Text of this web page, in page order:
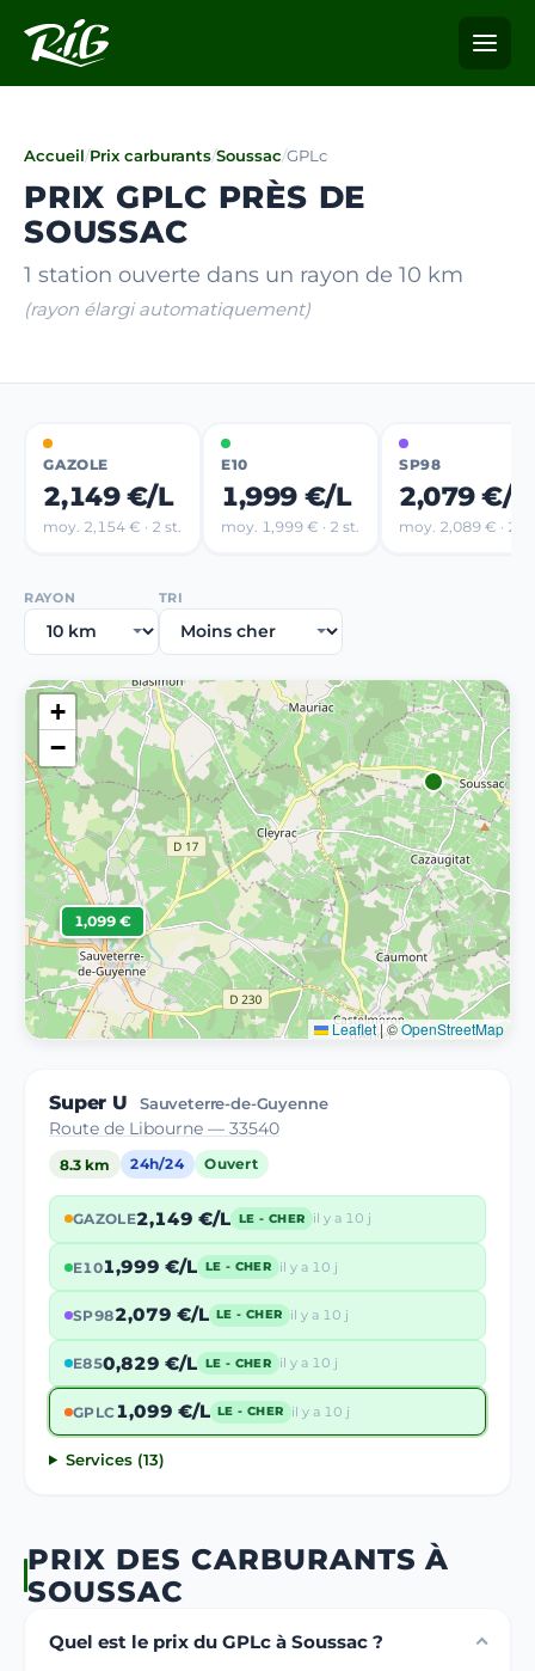
Accueil/Prix carburants/Soussac/GPLc
PRIX GPLC PRÈS DE
SOUSSAC
1 station ouverte dans un rayon de 10 km
(rayon élargi automatiquement)
GAZOLE
2,149 €/L
moy. 2,154 € · 2 st.
E10
1,999 €/L
moy. 1,999 € · 2 st.
SP98
2,079 €/L
moy. 2,089 € · 2
RAYON TRI
1,099 €
+
−
Leaflet|©OpenStreetMap
Super U Sauveterre-de-Guyenne
Route de Libourne — 33540
8.3 km 24h/24 Ouvert
GAZOLE2,149 €/L LE - CHER il y a 10 j
E101,999 €/L LE - CHER il y a 10 j
SP982,079 €/L LE - CHER il y a 10 j
E850,829 €/L LE - CHER il y a 10 j
GPLC1,099 €/L LE - CHER il y a 10 j
Services (13)
PRIX DES CARBURANTS À
SOUSSAC
Quel est le prix du GPLc à Soussac ?